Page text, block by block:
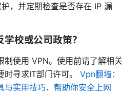
，并定期检查是否存在 IP 漏
校或公司政策？
制使用 VPN。使用前请了解相关
寻求IT部门许可。 Vpn翻墙：
与实用技巧，帮助你安全上网